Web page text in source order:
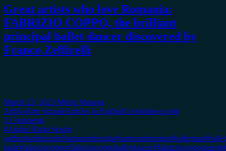
Great artists who love Romania:
FABRIZIO COPPO, the brilliant
principal ballet dancer discovered by
Franco Zeffirelli
March 23, 2023 Miron Manega
ArhivaArte vizualeArticles in EnglishCertitudinea print
2 Comments
#Andrei Ratiu Senior
author#andreirațiu#autorandreirațiu#autorandreiratiu#ballerinas#ballet
male#fabriziocoppo#fabriziocoppoballetdancer#fabriziocoppocaserta